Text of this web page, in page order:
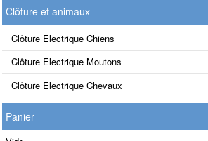
Clôture et animaux
Clôture Electrique Chiens
Clôture Electrique Moutons
Clôture Electrique Chevaux
Panier